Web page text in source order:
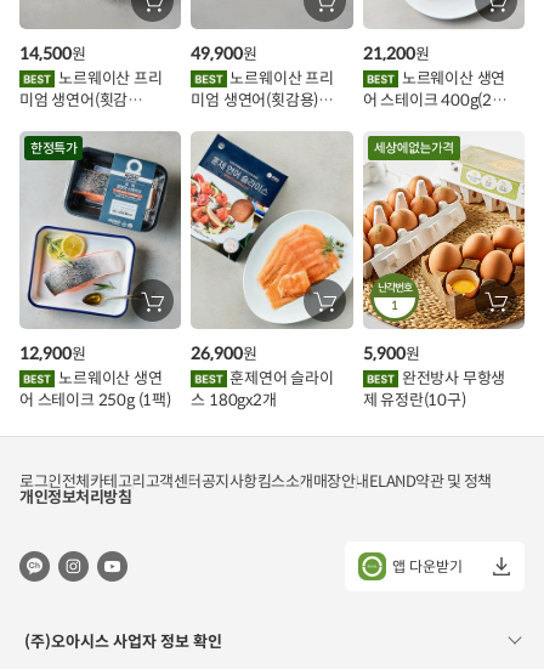
인
이
트
장
바
에
담
노르웨이산 프리
미엄 생연어(횟감
14,500원
장
바
에
담
기
노르웨이산 프리
미엄 생연어(횟감용)
49,900원
장
바
에
담
기
어 스테이크 400g(2조
21,200원
한정특가
장
바
에
담
기
노르웨이산 생연
어 스테이크 250g (1팩)
12,900원
장
바
에
담
훈제연어 슬라이
스 180gx2개
26,900원
난각번호
1 장
바
에
담
제 유정란(10구)
5,900원
로그인전체카테고리고객센터공지사항킴스소개매장안내ELAND약관 및 정책
개인정보처리방침
앱 다운받기
(주)오아시스 사업자 정보 확인